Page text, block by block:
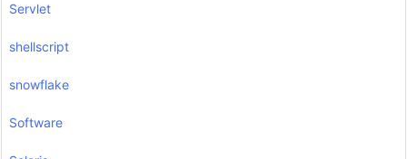
Servlet
shellscript
snowflake
Software